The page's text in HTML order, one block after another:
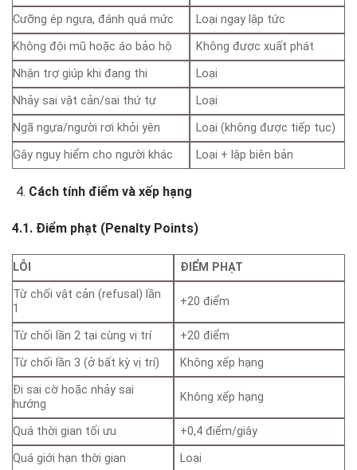
Cưỡng ép ngựa, đánh quá mức
Loại ngay lập tức
Không đội mũ hoặc áo bảo hộ
Không được xuất phát
Nhận trợ giúp khi đang thi
Loại
Nhảy sai vật cản/sai thứ tự
Loại
Ngã ngựa/người rơi khỏi yên
Loại (không được tiếp tục)
Gây nguy hiểm cho người khác
Loại + lập biên bản
Cách tính điểm và xếp hạng
4.1. Điểm phạt (Penalty Points)
LỖI
ĐIỂM PHẠT
Từ chối vật cản (refusal) lần
1
+20 điểm
Từ chối lần 2 tại cùng vị trí
+20 điểm
Từ chối lần 3 (ở bất kỳ vị trí)
Không xếp hạng
Đi sai cờ hoặc nhảy sai
hướng
Không xếp hạng
Quá thời gian tối ưu
+0,4 điểm/giây
Quá giới hạn thời gian
Loại